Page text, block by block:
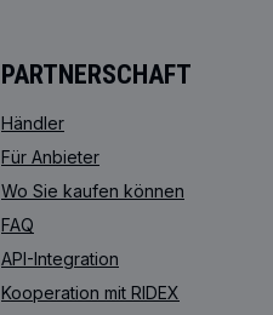
PARTNERSCHAFT
Händler
Für Anbieter
Wo Sie kaufen können
FAQ
API-Integration
Kooperation mit RIDEX